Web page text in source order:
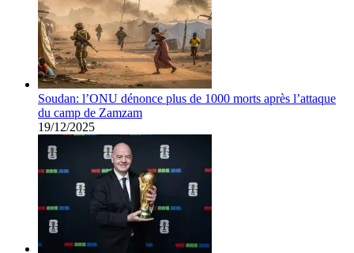
Soudan: l’ONU dénonce plus de 1000 morts après l’attaque
du camp de Zamzam
19/12/2025